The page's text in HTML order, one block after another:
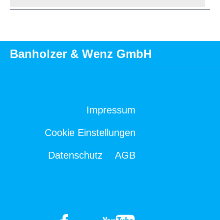
Banholzer & Wenz GmbH
Impressum
Cookie Einstellungen
Datenschutz AGB